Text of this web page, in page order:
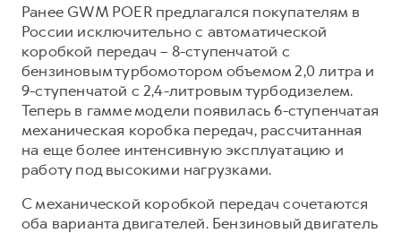
Коллекция Детская
Ранее GWM POER предлагался покупателям в
России исключительно с автоматической
коробкой передач – 8-ступенчатой с
бензиновым турбомотором объемом 2,0 литра и
9-ступенчатой с 2,4-литровым турбодизелем.
Теперь в гамме модели появилась 6-ступенчатая
механическая коробка передач, рассчитанная
на еще более интенсивную эксплуатацию и
работу под высокими нагрузками.
С механической коробкой передач сочетаются
оба варианта двигателей. Бензиновый двигатель